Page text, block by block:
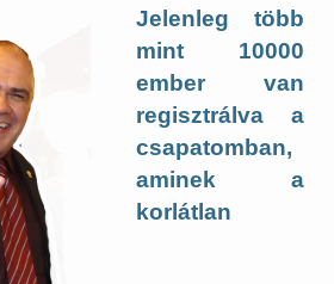
Jelenleg több
mint 10000
embervan
regisztrálva a
csapatomban,
aminek a
korlátlan